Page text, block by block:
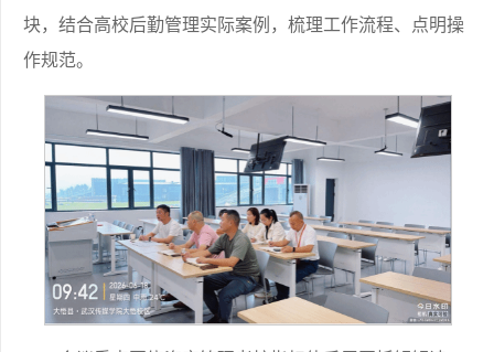
块，结合高校后勤管理实际案例，梳理工作流程、点明操
作规范。